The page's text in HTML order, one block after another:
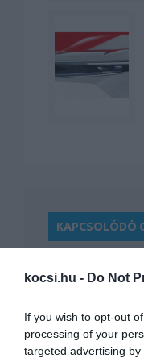
kocsi.hu - Do Not
If you wish to opt-out
processing of your
targeted advertising
KAPCSOLÓDÓ